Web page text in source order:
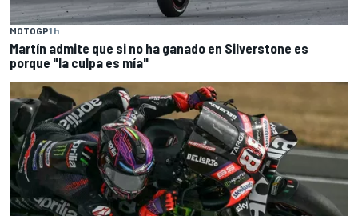
MOTOGP1 h
Martín admite que si no ha ganado en Silverstone es
porque "la culpa es mía"